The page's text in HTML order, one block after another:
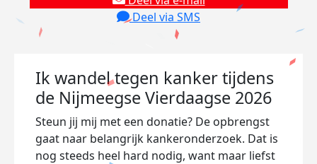
Deel via SMS
Ik wandel tegen kanker tijdens
de Nijmeegse Vierdaagse 2026
Steun jij mij met een donatie? De opbrengst
gaat naar belangrijk kankeronderzoek. Dat is
nog steeds heel hard nodig, want maar liefst